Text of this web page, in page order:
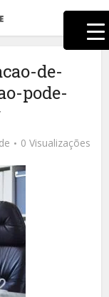
de-
pode-
0 Visualizações